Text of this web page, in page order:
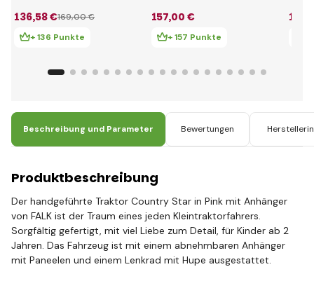
Bagger und Anhänger
136,58 €169,00 €
+ 136 Punkte
157,00 €
+ 157 Punkte
167
Beschreibung und Parameter Bewertungen
Produktbeschreibung
Der handgeführte Traktor Country Star in Pink mit Anhänger
von FALK ist der Traum eines jeden Kleintraktorfahrers.
Sorgfältig gefertigt, mit viel Liebe zum Detail, für Kinder ab 2
Jahren. Das Fahrzeug ist mit einem abnehmbaren Anhänger
mit Paneelen und einem Lenkrad mit Hupe ausgestattet.